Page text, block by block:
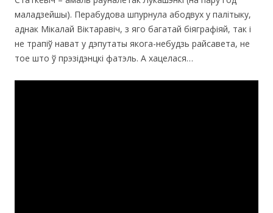
маладзейшы). Перабудова шпурнула абодвух у палітыку,
аднак Мікалай Віктаравіч, з яго багатай біяграфіяй, так і
не трапіў нават у дэпутаты якога-небудзь райсавета, не
тое што ў прэзідэнцкі фатэль. А хацелася…